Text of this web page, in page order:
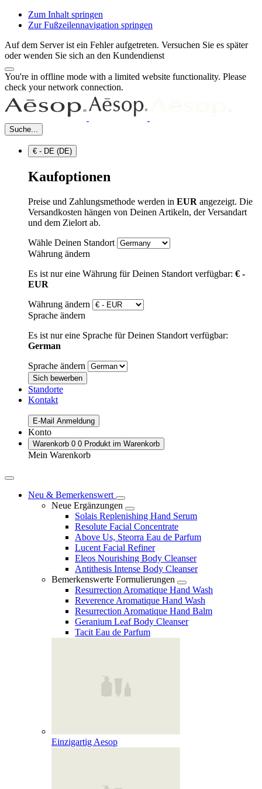
Zum Inhalt springen
Zur Fußzeilennavigation springen
Auf dem Server ist ein Fehler aufgetreten. Versuchen Sie es später
oder wenden Sie sich an den Kundendienst
You're in offline mode with a limited website functionality. Please
check your network connection.
Suche...
€ - DE (DE)
Kaufoptionen
Preise und Zahlungsmethode werden in EUR angezeigt. Die
Versandkosten hängen von Deinen Artikeln, der Versandart
und dem Zielort ab.
Wähle Deinen Standort
Währung ändern
Es ist nur eine Währung für Deinen Standort verfügbar: € -
EUR
Währung ändern
Sprache ändern
Es ist nur eine Sprache für Deinen Standort verfügbar:
German
Sprache ändern
Sich bewerben
Standorte
Kontakt
E-Mail Anmeldung
Konto
Warenkorb 0 0 Produkt im Warenkorb
Mein Warenkorb
Neu & Bemerkenswert
Neue Ergänzungen
Solais Replenishing Hand Serum
Resolute Facial Concentrate
Above Us, Steorra Eau de Parfum
Lucent Facial Refiner
Eleos Nourishing Body Cleanser
Antithesis Intense Body Cleanser
Bemerkenswerte Formulierungen
Resurrection Aromatique Hand Wash
Reverence Aromatique Hand Wash
Resurrection Aromatique Hand Balm
Geranium Leaf Body Cleanser
Tacit Eau de Parfum
Einzigartig Aesop